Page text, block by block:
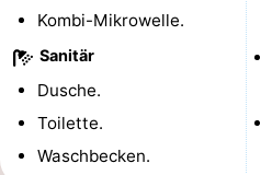
Forum
Route
Parken
Reisebuchshop
Kombi-Mikrowelle.
Sanitär
Dusche.
Toilette.
Waschbecken.